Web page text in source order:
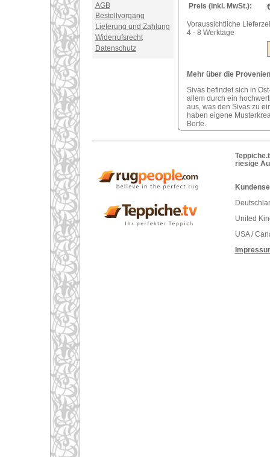
AGB
Bestellvorgang
Lieferung und Zahlung
Widerrufsrecht
Datenschutz
Preis (inkl. MwSt.):
Voraussichtliche
4 - 8 Werktage
Mehr über die
Sivas befindet sich in
allem durch ein
aus, was den Sivas zu
haben eigene
Borte.
riesige
United
USA /